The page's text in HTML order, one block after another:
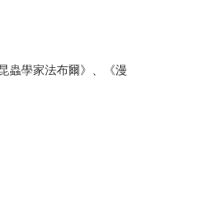
蟲學家法布爾》、《漫